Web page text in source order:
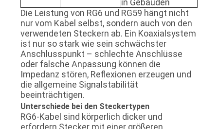
in Gebäuden
Die Leistung von RG6 und RG59 hängt nicht
nur vom Kabel selbst, sondern auch von den
verwendeten Steckern ab. Ein Koaxialsystem
ist nur so stark wie sein schwächster
Anschlusspunkt – schlechte Anschlüsse
oder falsche Anpassung können die
Impedanz stören, Reflexionen erzeugen und
die allgemeine Signalstabilität
beeinträchtigen.
Unterschiede bei den Steckertypen
RG6-Kabel sind körperlich dicker und
erfordern Stecker mit einer größeren